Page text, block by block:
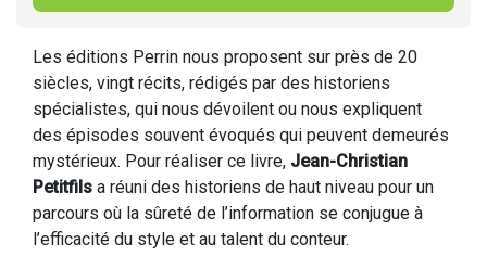
Les éditions Perrin nous proposent sur près de 20
siècles, vingt récits, rédigés par des historiens
spécialistes, qui nous dévoilent ou nous expliquent
des épisodes souvent évoqués qui peuvent demeurés
mystérieux. Pour réaliser ce livre, Jean-Christian
Petitfils a réuni des historiens de haut niveau pour un
parcours où la sûreté de l’information se conjugue à
l’efficacité du style et au talent du conteur.